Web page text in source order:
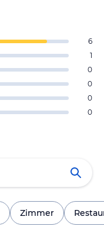
6
1
0
0
0
0
Zimmer